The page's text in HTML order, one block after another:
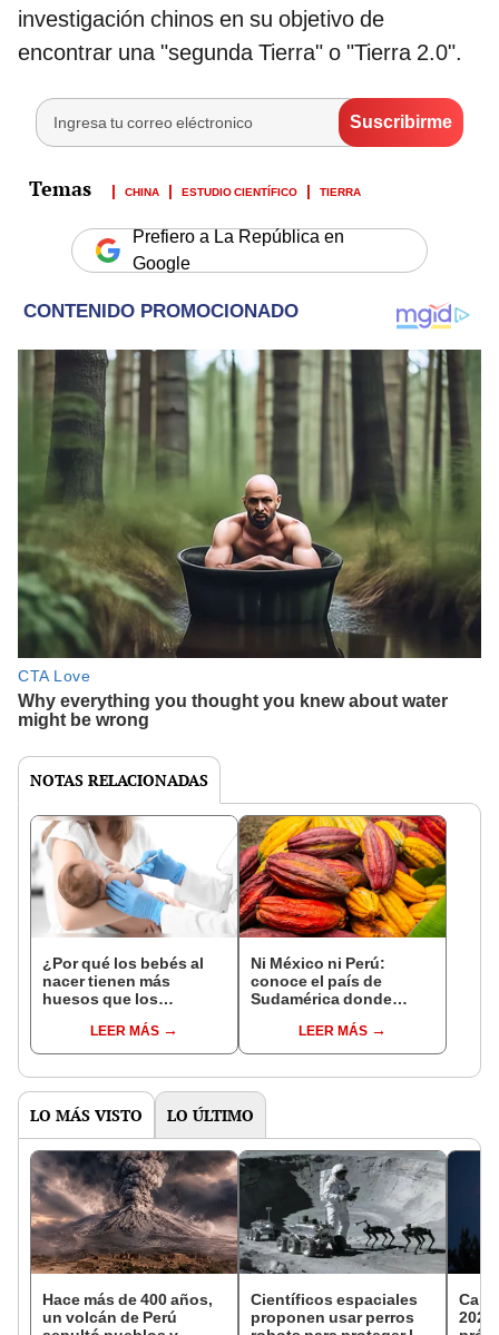
investigación chinos en su objetivo de
encontrar una "segunda Tierra" o "Tierra 2.0".
CHINA ESTUDIO CIENTÍFICO TIERRA
Prefiero a La República en
Google
NOTAS RELACIONADAS
¿Por qué los bebés al
nacer tienen más
huesos que los
LEER MÁS
Ni México ni Perú:
conoce el país de
Sudamérica donde
estudioLEER MÁS
LO MÁS VISTO LO ÚLTIMO
Hace más de 400 años,
un volcán de Perú
Científicos espaciales
proponen usar perros